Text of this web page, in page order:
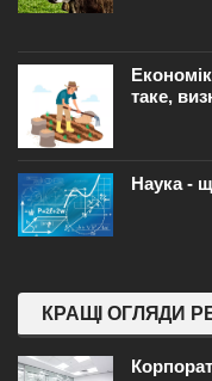
таке,
Наука -
КРАЩІ ОГЛЯДИ